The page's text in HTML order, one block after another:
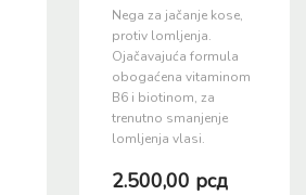
Nega za jačanje kose,
protiv lomljenja.
Ojačavajuća formula
obogaćena vitaminom
B6 i biotinom, za
trenutno smanjenje
lomljenja vlasi.
2.500,00 рсд